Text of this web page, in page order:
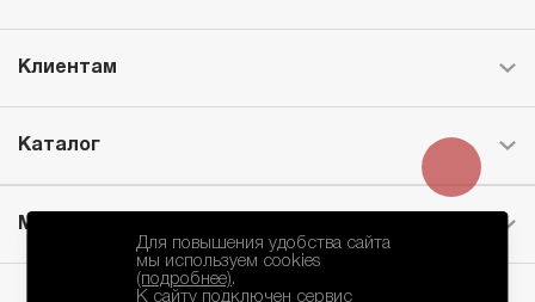
Клиентам
Каталог
Месторождение
Для повышения удобства сайта
мы используем cookies
(подробнее).
К сайту подключен сервис